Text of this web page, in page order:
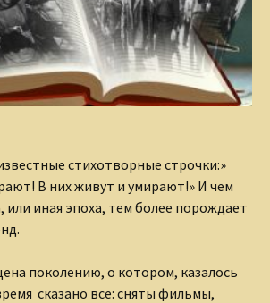
стихотворные строчки:»
В них живут и умирают!» И чем
или иная эпоха, тем более порождает
поколению, о котором, казалось
сказано все: сняты фильмы,